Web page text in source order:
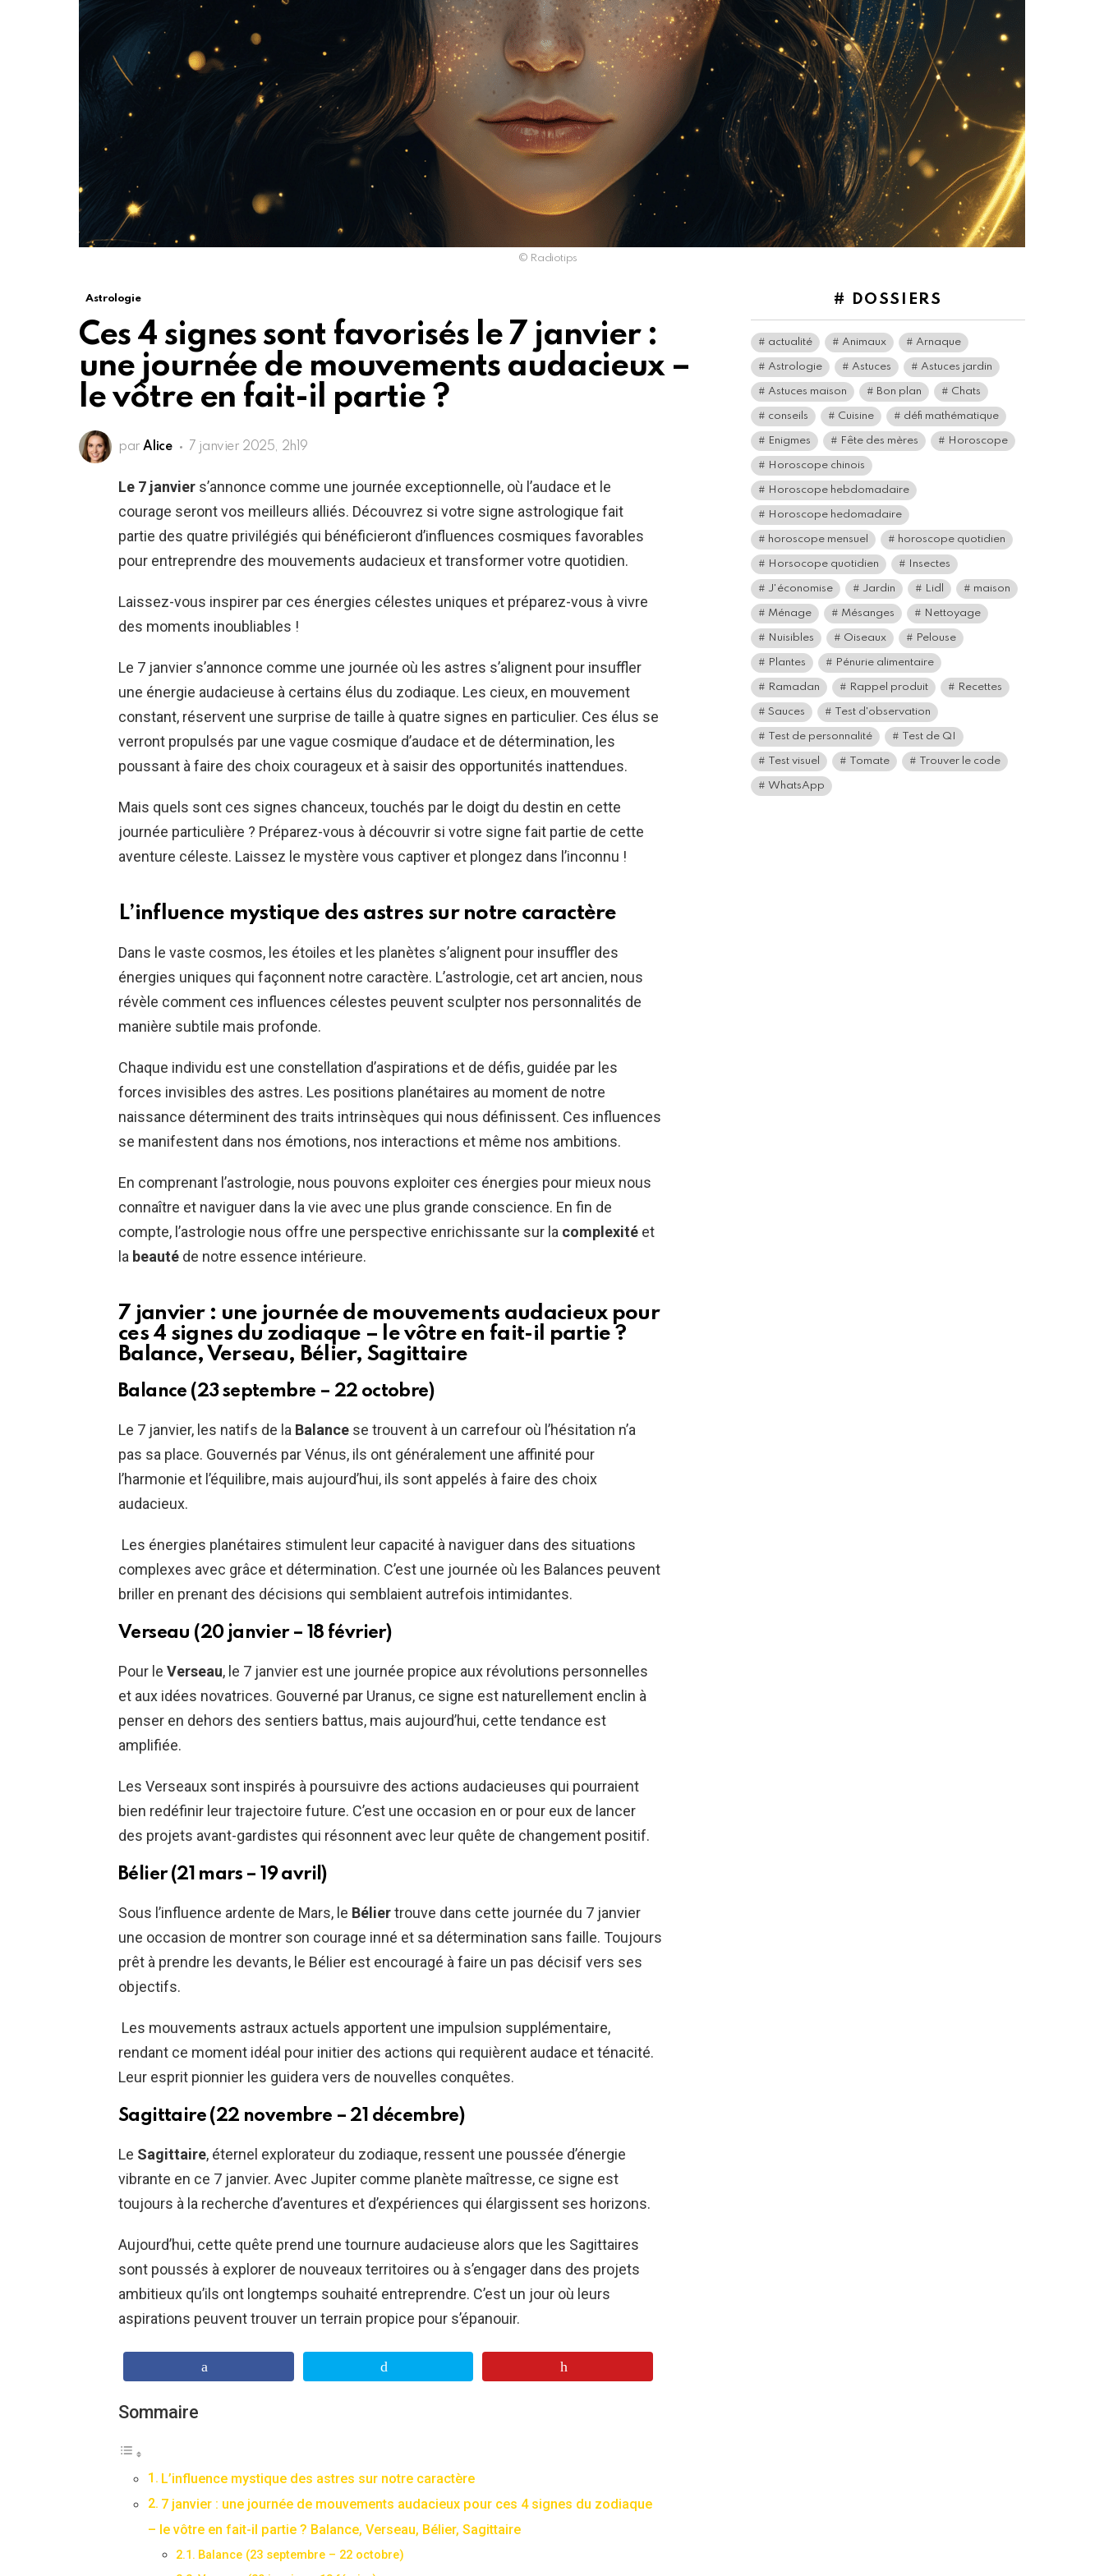
© Radiotips
Astrologie
Ces 4 signes sont favorisés le 7 janvier :
une journée de mouvements audacieux –
le vôtre en fait-il partie ?
par Alice 7 janvier 2025, 2h19
Le 7 janvier s’annonce comme une journée exceptionnelle, où l’audace et le
courage seront vos meilleurs alliés. Découvrez si votre signe astrologique fait
partie des quatre privilégiés qui bénéficieront d’influences cosmiques favorables
pour entreprendre des mouvements audacieux et transformer votre quotidien.
Laissez-vous inspirer par ces énergies célestes uniques et préparez-vous à vivre
des moments inoubliables !
Le 7 janvier s’annonce comme une journée où les astres s’alignent pour insuffler
une énergie audacieuse à certains élus du zodiaque. Les cieux, en mouvement
constant, réservent une surprise de taille à quatre signes en particulier. Ces élus se
verront propulsés par une vague cosmique d’audace et de détermination, les
poussant à faire des choix courageux et à saisir des opportunités inattendues.
Mais quels sont ces signes chanceux, touchés par le doigt du destin en cette
journée particulière ? Préparez-vous à découvrir si votre signe fait partie de cette
aventure céleste. Laissez le mystère vous captiver et plongez dans l’inconnu !
L’influence mystique des astres sur notre caractère
Dans le vaste cosmos, les étoiles et les planètes s’alignent pour insuffler des
énergies uniques qui façonnent notre caractère. L’astrologie, cet art ancien, nous
révèle comment ces influences célestes peuvent sculpter nos personnalités de
manière subtile mais profonde.
Chaque individu est une constellation d’aspirations et de défis, guidée par les
forces invisibles des astres. Les positions planétaires au moment de notre
naissance déterminent des traits intrinsèques qui nous définissent. Ces influences
se manifestent dans nos émotions, nos interactions et même nos ambitions.
En comprenant l’astrologie, nous pouvons exploiter ces énergies pour mieux nous
connaître et naviguer dans la vie avec une plus grande conscience. En fin de
compte, l’astrologie nous offre une perspective enrichissante sur la complexité et
la beauté de notre essence intérieure.
7 janvier : une journée de mouvements audacieux pour
ces 4 signes du zodiaque – le vôtre en fait-il partie ?
Balance, Verseau, Bélier, Sagittaire
Balance (23 septembre – 22 octobre)
Le 7 janvier, les natifs de la Balance se trouvent à un carrefour où l’hésitation n’a
pas sa place. Gouvernés par Vénus, ils ont généralement une affinité pour
l’harmonie et l’équilibre, mais aujourd’hui, ils sont appelés à faire des choix
audacieux.
Les énergies planétaires stimulent leur capacité à naviguer dans des situations
complexes avec grâce et détermination. C’est une journée où les Balances peuvent
briller en prenant des décisions qui semblaient autrefois intimidantes.
Verseau (20 janvier – 18 février)
Pour le Verseau, le 7 janvier est une journée propice aux révolutions personnelles
et aux idées novatrices. Gouverné par Uranus, ce signe est naturellement enclin à
penser en dehors des sentiers battus, mais aujourd’hui, cette tendance est
amplifiée.
Les Verseaux sont inspirés à poursuivre des actions audacieuses qui pourraient
bien redéfinir leur trajectoire future. C’est une occasion en or pour eux de lancer
des projets avant-gardistes qui résonnent avec leur quête de changement positif.
Bélier (21 mars – 19 avril)
Sous l’influence ardente de Mars, le Béliertrouve dans cette journée du 7 janvier
une occasion de montrer son courage inné et sa détermination sans faille. Toujours
prêt à prendre les devants, le Bélier est encouragé à faire un pas décisif vers ses
objectifs.
Les mouvements astraux actuels apportent une impulsion supplémentaire,
rendant ce moment idéal pour initier des actions qui requièrent audace et ténacité.
Leur esprit pionnier les guidera vers de nouvelles conquêtes.
Sagittaire (22 novembre – 21 décembre)
Le Sagittaire, éternel explorateur du zodiaque, ressent une poussée d’énergie
vibrante en ce 7 janvier. Avec Jupiter comme planète maîtresse, ce signe est
toujours à la recherche d’aventures et d’expériences qui élargissent ses horizons.
Aujourd’hui, cette quête prend une tournure audacieuse alors que les Sagittaires
sont poussés à explorer de nouveaux territoires ou à s’engager dans des projets
ambitieux qu’ils ont longtemps souhaité entreprendre. C’est un jour où leurs
aspirations peuvent trouver un terrain propice pour s’épanouir.
Sommaire
L’influence mystique des astres sur notre caractère
7 janvier : une journée de mouvements audacieux pour ces 4 signes du zodiaque
– le vôtre en fait-il partie ? Balance, Verseau, Bélier, Sagittaire
Balance (23 septembre – 22 octobre)
# DOSSIERS
actualité Animaux Arnaque
Astrologie Astuces Astuces jardin
Astuces maison Bon plan Chats
conseils Cuisine défi mathématique
Enigmes Fête des mères Horoscope
Horoscope chinois
Horoscope hebdomadaire
Horoscope hedomadaire
horoscope mensuel horoscope quotidien
Horsocope quotidien Insectes
J'économise Jardin Lidl maison
Ménage Mésanges Nettoyage
Nuisibles Oiseaux Pelouse
Plantes Pénurie alimentaire
Ramadan Rappel produit Recettes
Sauces Test d'observation
Test de personnalité Test de QI
Test visuel Tomate Trouver le code
WhatsApp